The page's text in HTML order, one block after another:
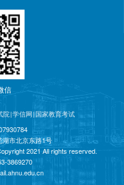
信
院|学信网|国家教育考试
市北京东路1号
2021 All rights reserved.
3869270